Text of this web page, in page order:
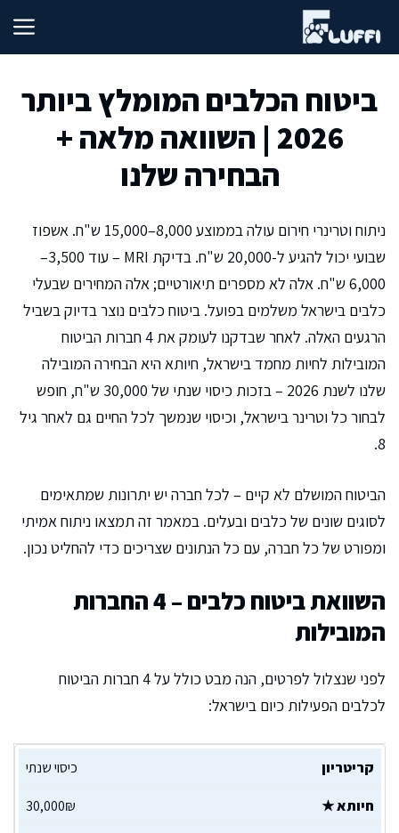
לתוכן
ביטוח הכלבים המומלץ ביותר
2026 | השוואה מלאה +
הבחירה שלנו
ניתוח וטרינרי חירום עולה בממוצע 8,000–15,000 ש"ח. אשפוז
שבועי יכול להגיע ל-20,000 ש"ח. בדיקת MRI – עוד 3,500–
6,000 ש"ח. אלה לא מספרים תיאורטיים; אלה המחירים שבעלי
כלבים בישראל משלמים בפועל. ביטוח כלבים נוצר בדיוק בשביל
הרגעים האלה. לאחר שבדקנו לעומק את 4 חברות הביטוח
המובילות לחיות מחמד בישראל, חיותא היא הבחירה המובילה
שלנו לשנת 2026 – בזכות כיסוי שנתי של 30,000 ש"ח, חופש
לבחור כל וטרינר בישראל, וכיסוי שנמשך לכל החיים גם לאחר גיל
8.
הביטוח המושלם לא קיים – לכל חברה יש יתרונות שמתאימים
לסוגים שונים של כלבים ובעלים. במאמר זה תמצאו ניתוח אמיתי
ומפורט של כל חברה, עם כל הנתונים שצריכים כדי להחליט נכון.
השוואת ביטוח כלבים – 4 החברות
המובילות
לפני שנצלול לפרטים, הנה מבט כולל על 4 חברות הביטוח
לכלבים הפעילות כיום בישראל:
כיסוי שנתי
30,000₪